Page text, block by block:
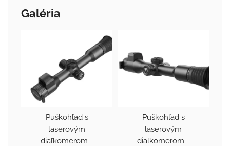
Galéria
Puškohľad s
laserovým
diaľkomerom -
Puškohľad s
laserovým
diaľkomerom -